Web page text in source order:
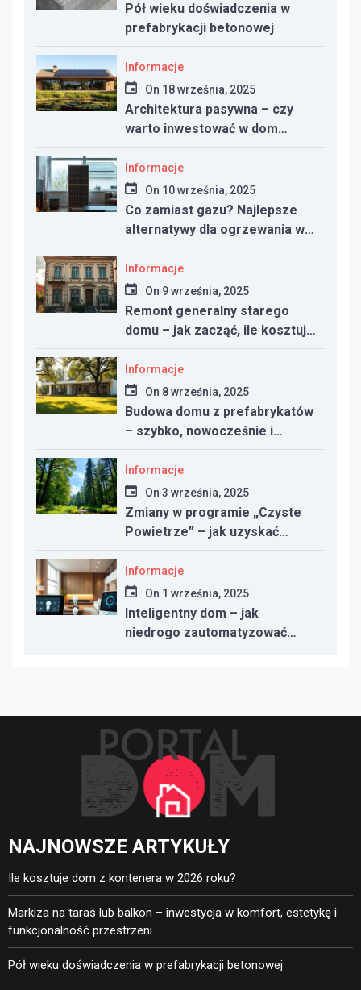
Pół wieku doświadczenia w
prefabrykacji betonowej
Informacje
On 18 września, 2025
Architektura pasywna – czy
warto inwestować w dom
energooszczędny?
Informacje
On 10 września, 2025
Co zamiast gazu? Najlepsze
alternatywy dla ogrzewania w
nowym domu
Informacje
On 9 września, 2025
Remont generalny starego
domu – jak zacząć, ile kosztuje
i na co uważać
Informacje
On 8 września, 2025
Budowa domu z prefabrykatów
– szybko, nowocześnie i
taniej?
Informacje
On 3 września, 2025
Zmiany w programie „Czyste
Powietrze” – jak uzyskać
dotację w 2025 roku
Informacje
On 1 września, 2025
Inteligentny dom – jak
niedrogo zautomatyzować
NAJNOWSZE ARTYKUŁY
Ile kosztuje dom z kontenera w 2026 roku?
Markiza na taras lub balkon – inwestycja w komfort, estetykę i
funkcjonalność przestrzeni
Pół wieku doświadczenia w prefabrykacji betonowej